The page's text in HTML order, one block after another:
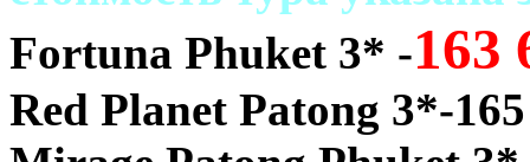
Fortuna Phuket 3* -163
Red Planet Patong 3*-